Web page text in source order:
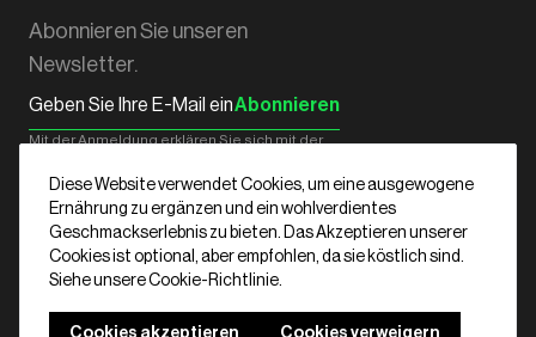
Abonnieren Sie unseren
Newsletter.
Abonnieren
Mit der Anmeldung erklären Sie sich mit der
einverstanden.
Deutsch
Diese Website verwendet Cookies, um eine ausgewogene
Ernährung zu ergänzen und ein wohlverdientes
Geschmackserlebnis zu bieten. Das Akzeptieren unserer
Cookies ist optional, aber empfohlen, da sie köstlich sind.
Siehe unsere Cookie-Richtlinie.
Cookies akzeptieren Cookies verweigern